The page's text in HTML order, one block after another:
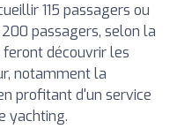
115 passagers ou
passagers, selon la
feront découvrir les
notamment la
profitant d'un service
yachting.